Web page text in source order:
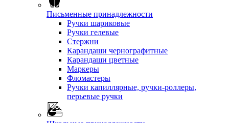
Письменные принадлежности
Ручки шариковые
Ручки гелевые
Стержни
Карандаши чернографитные
Карандаши цветные
Маркеры
Фломастеры
Ручки капиллярные, ручки-роллеры,
перьевые ручки